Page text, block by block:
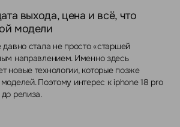
выхода, цена и всё, что
модели
стала не просто «старшей
направлением. Именно здесь
новые технологии, которые позже
Поэтому интерес к iphone 18 pro
до релиза.